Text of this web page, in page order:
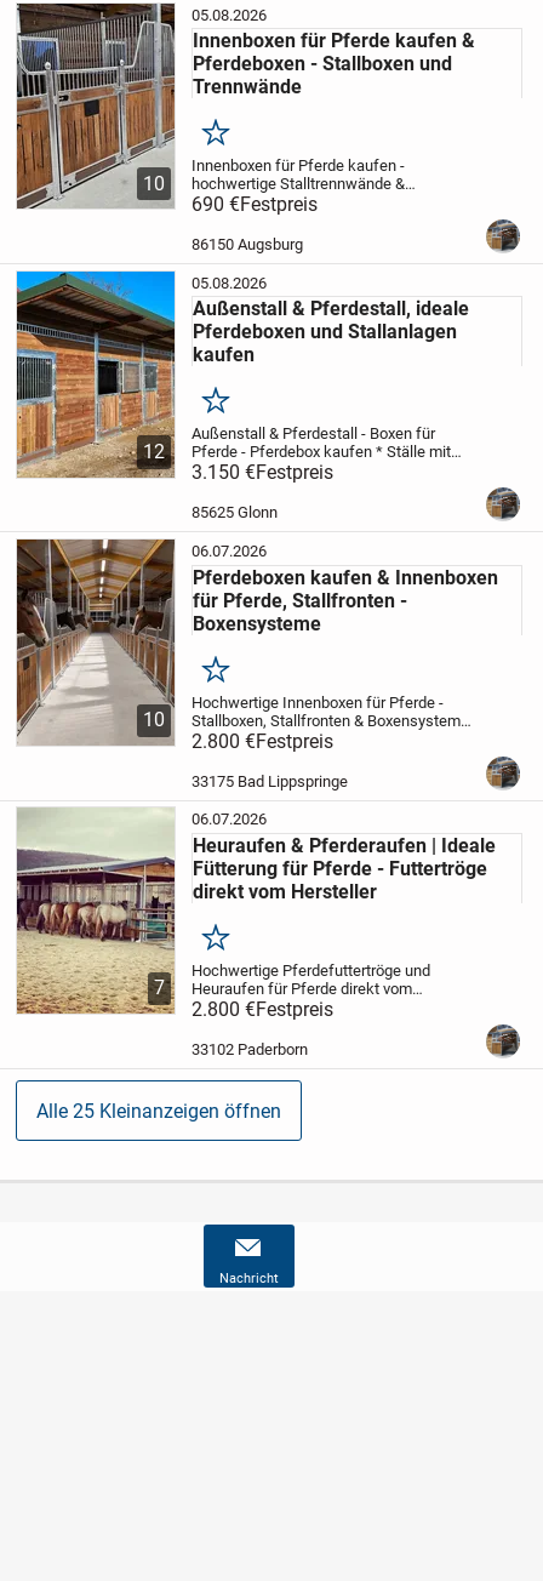
Nachricht
10
05.08.2026
Innenboxen für Pferde kaufen &
Pferdeboxen - Stallboxen und
Trennwände
Merken
Innenboxen für Pferde kaufen -
hochwertige Stalltrennwände &
Boxensysteme vom Hersteller
Hochwertige Innenboxen für Pferde und
stabile Trennwände für moderne
Pferdeställe
Unsere Innenboxen für...
690 €Festpreis
86150 Augsburg
12
05.08.2026
Außenstall & Pferdestall, ideale
Pferdeboxen und Stallanlagen
kaufen
Merken
Außenstall & Pferdestall - Boxen für
Pferde - Pferdebox kaufen * Ställe mit
hoher Schneelast und Windlastkapazität -
solide, langlebige und sichere Lösung für
jede Pferdehaltung
3.150 €Festpreis
85625 Glonn
10
06.07.2026
Pferdeboxen kaufen & Innenboxen
für Pferde, Stallfronten -
Boxensysteme
Merken
Hochwertige Innenboxen für Pferde -
Stallboxen, Stallfronten & Boxensysteme |
Pferdeboxen direkt vom Hersteller.
Hochwertige Innenboxen für Pferde direkt
aus eigener Produktion - die ideale
Lösung...
2.800 €Festpreis
33175 Bad Lippspringe
7
06.07.2026
Heuraufen & Pferderaufen | Ideale
Fütterung für Pferde - Futtertröge
direkt vom Hersteller
Merken
Hochwertige Pferdefuttertröge und
Heuraufen für Pferde direkt vom
Hersteller - ideal für Pferdeställe,
Offenställe, Paddockanlagen und
Reitanlagen. Unsere Futtertröge für
Pferde sind speziell für...
2.800 €Festpreis
33102 Paderborn
Alle 25 Kleinanzeigen öffnen